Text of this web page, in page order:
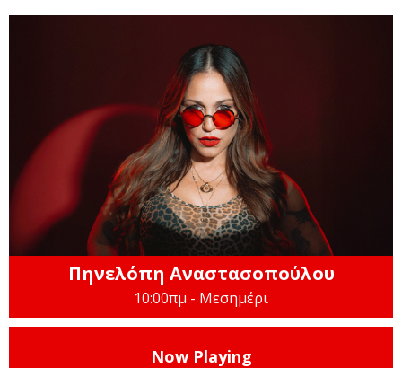
Πηνελόπη Αναστασοπούλου
10:00πμ - Μεσημέρι
Now Playing